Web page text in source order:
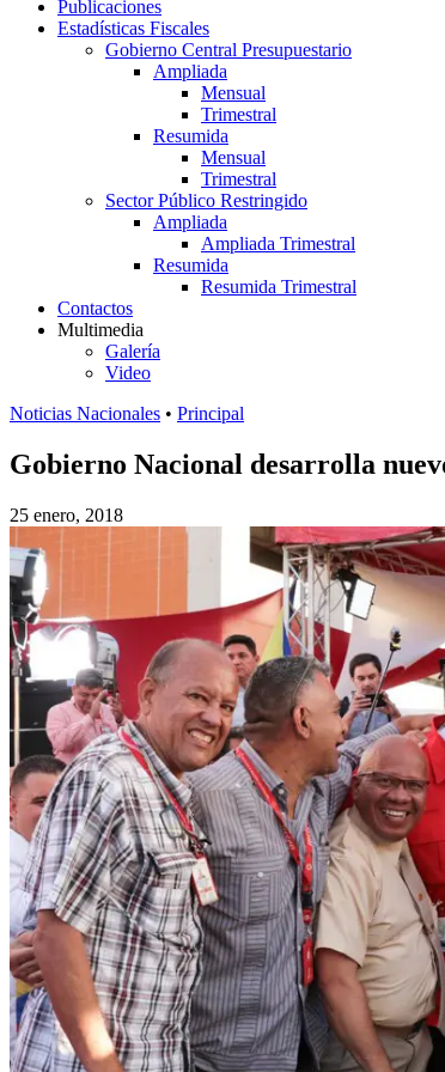
Publicaciones
Estadísticas Fiscales
Gobierno Central Presupuestario
Ampliada
Mensual
Trimestral
Resumida
Mensual
Trimestral
Sector Público Restringido
Ampliada
Ampliada Trimestral
Resumida
Resumida Trimestral
Contactos
Multimedia
Galería
Video
Noticias Nacionales • Principal
Gobierno Nacional desarrolla
25 enero, 2018